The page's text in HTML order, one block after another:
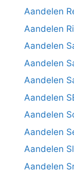
Aandelen
Aandelen
Aandelen
Aandelen
Aandelen
Aandelen
Aandelen
Aandelen
Aandelen
Aandelen